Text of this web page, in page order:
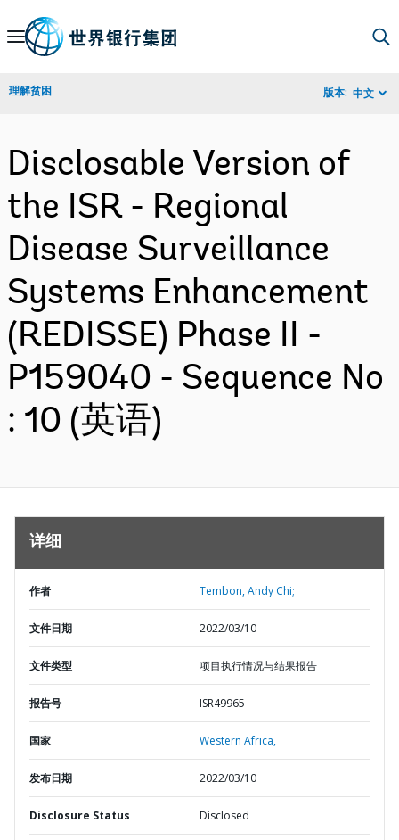
Skip
Navigation
理解贫困 版本: 中文
Disclosable Version of
the ISR - Regional
Disease Surveillance
Systems Enhancement
(REDISSE) Phase II -
P159040 - Sequence No
: 10 (英语)
详细
作者 Tembon, Andy Chi;
文件日期 2022/03/10
文件类型 项目执行情况与结果报告
报告号 ISR49965
国家 Western Africa,
发布日期 2022/03/10
Disclosure Status Disclosed